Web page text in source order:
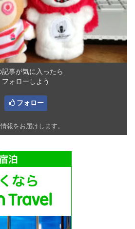
記事が気に入ったら
フォローしよう
フォロー
報をお届けします。